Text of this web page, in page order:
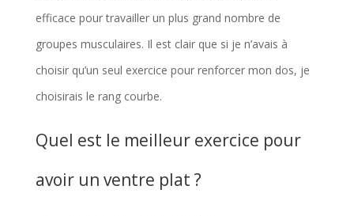
efficace pour travailler un plus grand nombre de
groupes musculaires. Il est clair que si je n’avais à
choisir qu’un seul exercice pour renforcer mon dos, je
choisirais le rang courbe.
Quel est le meilleur exercice pour
avoir un ventre plat ?